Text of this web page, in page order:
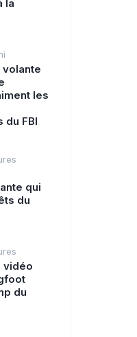
la
volante
les
du FBI
qui
du
vidéo
du